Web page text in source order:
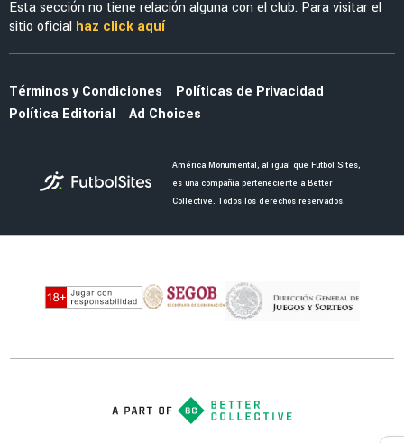
Priscila da Silva firma doblete con América
Femenil y reacciona al Estadio Banorte
FEMENIL
su espectacular uniforme negro ante Cruz